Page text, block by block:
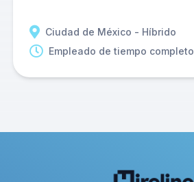
Ciudad de México - Híbrido
Empleado de tiempo completo